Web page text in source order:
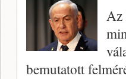
Az
bemutatott